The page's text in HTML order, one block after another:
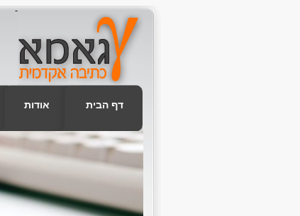
-
דף הבית אודות